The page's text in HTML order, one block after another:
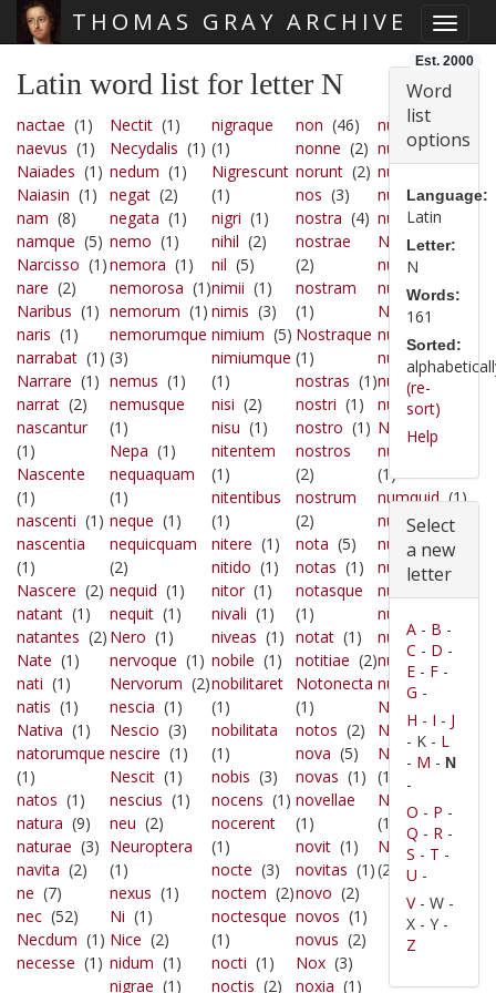
THOMAS GRAY ARCHIVE
Est. 2000
Latin word list for letter N
nactae (1)
naevus (1)
Naiades (1)
Naiasin (1)
nam (8)
namque (5)
Narcisso (1)
nare (2)
Naribus (1)
naris (1)
narrabat (1)
Narrare (1)
narrat (2)
nascantur
(1)
Nascente
(1)
nascenti (1)
nascentia
(1)
Nascere (2)
natant (1)
natantes (2)
Nate (1)
nati (1)
natis (1)
Nativa (1)
natorumque
(1)
natos (1)
natura (9)
naturae (3)
navita (2)
ne (7)
nec (52)
Necdum (1)
necesse (1)
Nectit (1)
Necydalis (1)
nedum (1)
negat (2)
negata (1)
nemo (1)
nemora (1)
nemorosa (1)
nemorum (1)
nemorumque
(3)
nemus (1)
nemusque
(1)
Nepa (1)
nequaquam
(1)
neque (1)
nequicquam
(2)
nequid (1)
nequit (1)
Nero (1)
nervoque (1)
Nervorum (2)
nescia (1)
Nescio (3)
nescire (1)
Nescit (1)
nescius (1)
neu (2)
Neuroptera
(1)
nexus (1)
Ni (1)
Nice (2)
nidum (1)
nigrae (1)
nigraque
(1)
Nigrescunt
(1)
nigri (1)
nihil (2)
nil (5)
nimii (1)
nimis (3)
nimium (5)
nimiumque
(1)
nisi (2)
nisu (1)
nitentem
(1)
nitentibus
(1)
nitere (1)
nitido (1)
nitor(1)
nivali (1)
niveas (1)
nobile (1)
nobilitaret
(1)
nobilitata
(1)
nobis (3)
nocens (1)
nocerent
(1)
nocte (3)
noctem (2)
noctesque
(1)
nocti (1)
noctis (2)
non (46)
nonne (2)
norunt (2)
nos (3)
nostra (4)
nostrae
(2)
nostram
(1)
Nostraque
(1)
nostras (1)
nostri (1)
nostro (1)
nostros
(2)
nostrum
(2)
nota (5)
notas (1)
notasque
(1)
notat (1)
notitiae (2)
Notonecta
(1)
notos (2)
nova (5)
novas (1)
novellae
(1)
novit (1)
novitas (1)
novo (2)
novos (1)
novus (2)
Nox (3)
noxia (1)
nudam(1)
nudum(1)
nulla(3)
nullam(1)
nulli
(1)
Nullis (1)
nullo(1)
nullum(1)
Numen
numeri
(1)
numeris(2)
numeros
numina(1)
Numinis
nummorum
(1)
numquid(1)
nunc(7)
nunquam(2)
nuntia(1)
nuper
nupta
nuptam(1)
nurus (1)
nusquam
Nympha
Nymphae (1)
Nymphaeque
(1)
Nympham
(1)
Nympharum
(2)
Word
list
options
Language:
Latin
Letter:
N
Words:
161
Sorted:
(re-
sort)
Help
Select
a new
letter
A - B -
C - D -
E - F -
G -
H - I - J
- K - L
- M - N
-
O - P -
Q - R -
S - T -
U -
V- W -
X - Y -
Z